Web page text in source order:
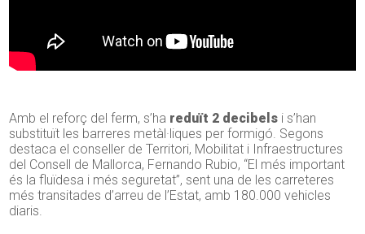
Amb el reforç del ferm, s’ha reduït 2 decibels i s’han
substituït les barreres metàl·liques per formigó. Segons
destaca el conseller de Territori, Mobilitat i Infraestructures
del Consell de Mallorca, Fernando Rubio, “El més important
és la fluïdesa i més seguretat”, sent una de les carreteres
més transitades d’arreu de l’Estat, amb 180.000 vehicles
diaris.